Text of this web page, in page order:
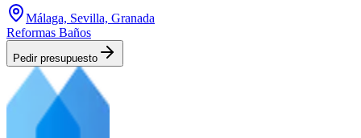
Málaga, Sevilla, Granada
Reformas Baños
Pedir presupuesto